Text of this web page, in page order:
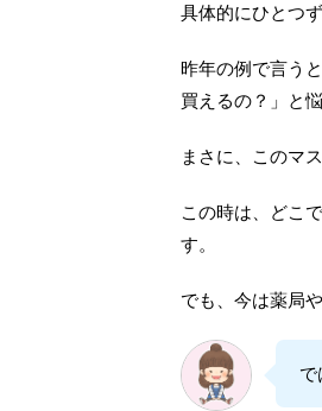
具体的にひとつ
昨年の例で言う
買えるの？」と
まさに、このマ
この時は、どこ
す。
でも、今は薬局
で